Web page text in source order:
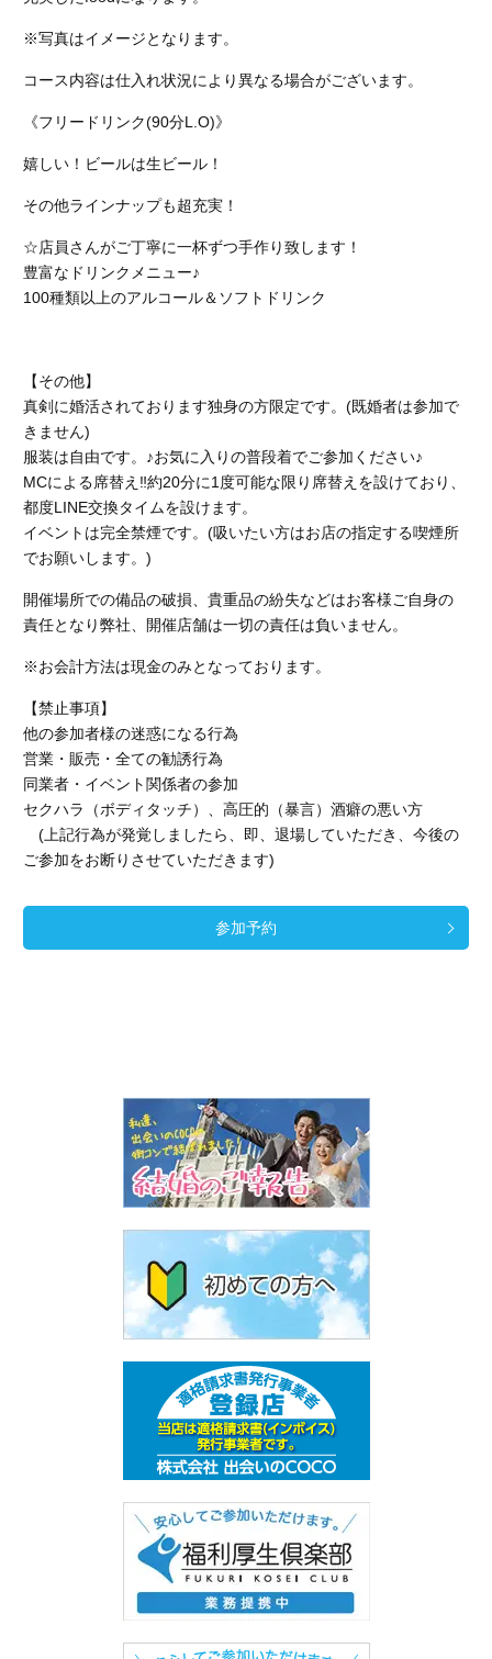
※写真はイメージとなります。
コース内容は仕入れ状況により異なる場合がございます。
《フリードリンク(90分L.O)》
嬉しい！ビールは生ビール！
その他ラインナップも超充実！
☆店員さんがご丁寧に一杯ずつ手作り致します！
豊富なドリンクメニュー♪
100種類以上のアルコール＆ソフトドリンク
【その他】
真剣に婚活されております独身の方限定です。(既婚者は参加で
きません)
服装は自由です。♪お気に入りの普段着でご参加ください♪
MCによる席替え‼︎約20分に1度可能な限り席替えを設けており、
都度LINE交換タイムを設けます。
イベントは完全禁煙です。(吸いたい方はお店の指定する喫煙所
でお願いします。)
開催場所での備品の破損、貴重品の紛失などはお客様ご自身の
責任となり弊社、開催店舗は一切の責任は負いません。
※お会計方法は現金のみとなっております。
【禁止事項】
他の参加者様の迷惑になる行為
営業・販売・全ての勧誘行為
同業者・イベント関係者の参加
セクハラ（ボディタッチ）、高圧的（暴言）酒癖の悪い方
(上記行為が発覚しましたら、即、退場していただき、今後の
ご参加をお断りさせていただきます)
参加予約